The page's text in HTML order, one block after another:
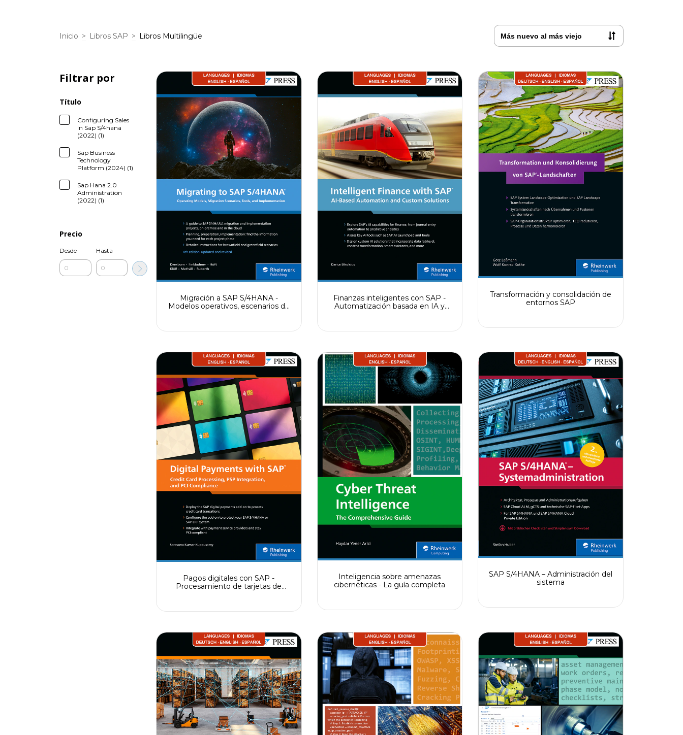
Inicio > Libros SAP > Libros Multilingüe
Filtrar por
Título
Configuring Sales
In Sap S/4hana
(2022) (1)
Sap Business
Technology
Platform (2024) (1)
Sap Hana 2.0
Administration
(2022) (1)
Precio
Desde Hasta
Migración a SAP S/4HANA -
Modelos operativos, escenarios de
Finanzas inteligentes con SAP -
Automatización basada en IA y
Transformación y consolidación de
entornos SAP
Pagos digitales con SAP -
Procesamiento de tarjetas de
(PSP) y cumplimiento de la norma
Inteligencia sobre amenazas
cibernéticas - La guía completa
SAP S/4HANA – Administración del
sistema